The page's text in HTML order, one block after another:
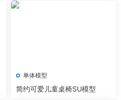
单体模型
简约可爱儿童桌椅SU模型